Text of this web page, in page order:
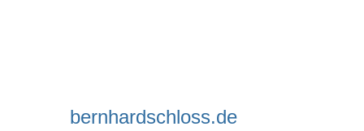
bernhardschloss.de